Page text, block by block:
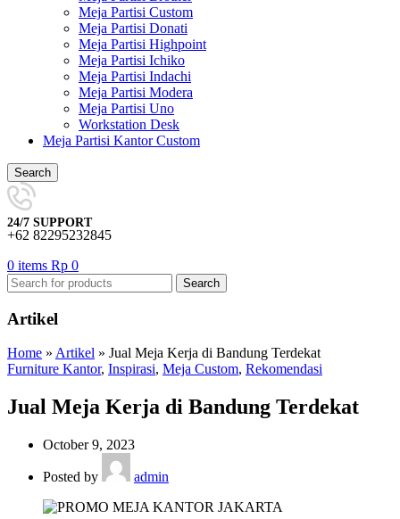
Meja Partisi Custom
Meja Partisi Donati
Meja Partisi Highpoint
Meja Partisi Ichiko
Meja Partisi Indachi
Meja Partisi Modera
Meja Partisi Uno
Workstation Desk
Meja Partisi Kantor Custom
Search
24/7 SUPPORT
+62 82295232845
0 items Rp 0
Search
Artikel
Home » Artikel » Jual Meja Kerja di Bandung Terdekat
Furniture Kantor, Inspirasi, Meja Custom, Rekomendasi
Jual Meja Kerja di Bandung Terdekat
October 9, 2023
Posted by admin